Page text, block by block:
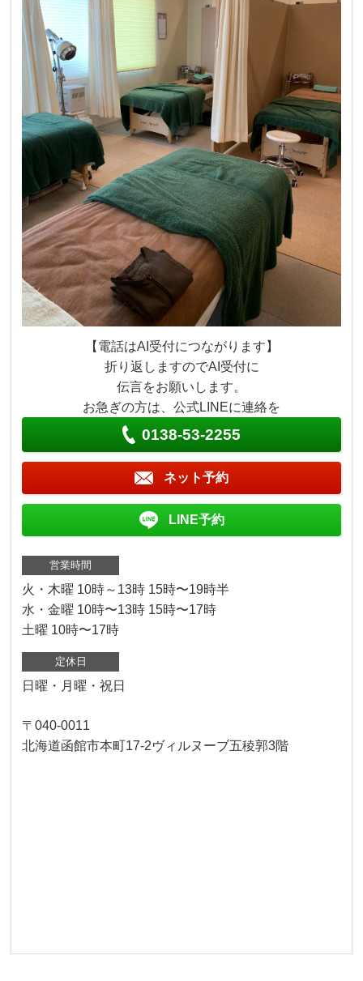
【電話はAI受付につながります】
折り返しますのでAI受付に
伝言をお願いします。
お急ぎの方は、公式LINEに連絡を
0138-53-2255
ネット予約
LINE予約
営業時間
火・木曜 10時～13時 15時〜19時半
水・金曜 10時〜13時 15時〜17時
土曜 10時〜17時
定休日
日曜・月曜・祝日
〒040-0011
北海道函館市本町17-2ヴィルヌーブ五稜郭3階